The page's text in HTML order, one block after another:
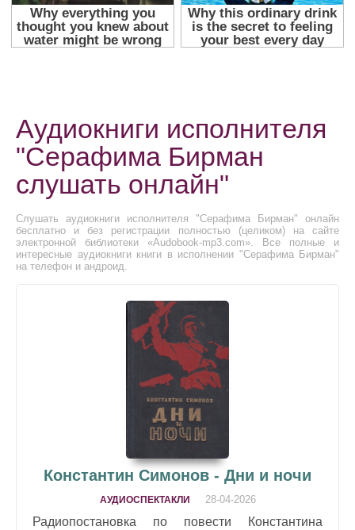
Аудиокниги исполнителя
"Серафима Бирман
слушать онлайн"
Слушать аудиокниги исполнителя "Серафима Бирман" онлайн
бесплатно и без регистрации полностью (целиком) на сайте
электронной библиотеки «Audobook-mp3.com». Все полные и
интересные аудиокниги книги в исполнении "Серафима Бирман"
на телефон и андроид.
Константин Симонов - Дни и ночи
АУДИОСПЕКТАКЛИ 28-04-2026
Радиопостановка по повести Константина